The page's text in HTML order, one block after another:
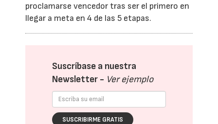
proclamarse vencedor tras ser el primero en
llegar a meta en 4 de las 5 etapas.
Suscríbase a nuestra
Newsletter - Ver ejemplo
SUSCRIBIRME GRATIS